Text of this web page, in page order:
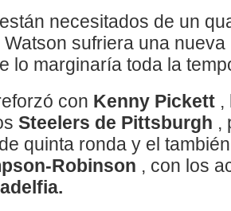
están necesitados de un
sufriera una
lo marginaría toda la
con Kenny Pickett ,
Steelers de Pittsburgh ,
quinta ronda y el
Robinson , con los